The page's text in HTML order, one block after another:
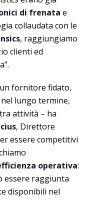
di frenata e
collaudata con le
, raggiungiamo
clienti ed
fornitore fidato,
lungo termine,
attività – ha
, Direttore
essere competitivi
operativa:
essere raggiunta
disponibili nel